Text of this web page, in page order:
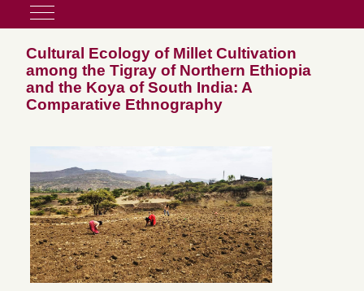
Mobile Menu Toggle
Cultural Ecology of Millet Cultivation
among the Tigray of Northern Ethiopia
and the Koya of South India: A
Comparative Ethnography